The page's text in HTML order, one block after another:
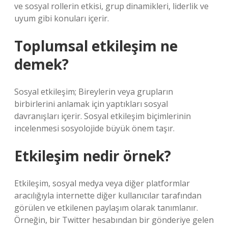
ve sosyal rollerin etkisi, grup dinamikleri, liderlik ve
uyum gibi konuları içerir.
Toplumsal etkileşim ne
demek?
Sosyal etkileşim; Bireylerin veya grupların
birbirlerini anlamak için yaptıkları sosyal
davranışları içerir. Sosyal etkileşim biçimlerinin
incelenmesi sosyolojide büyük önem taşır.
Etkileşim nedir örnek?
Etkileşim, sosyal medya veya diğer platformlar
aracılığıyla internette diğer kullanıcılar tarafından
görülen ve etkilenen paylaşım olarak tanımlanır.
Örneğin, bir Twitter hesabından bir gönderiye gelen